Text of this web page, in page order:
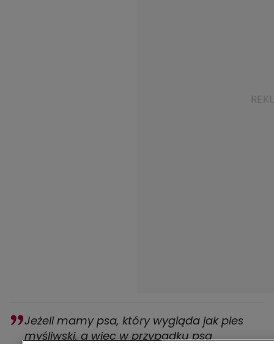
Jeżeli mamy psa, który wygląda jak pies
myśliwski, a więc w przypadku psa